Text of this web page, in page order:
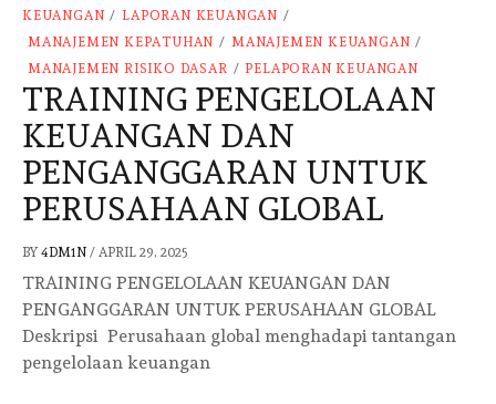
KEUANGAN / LAPORAN KEUANGAN /
MANAJEMEN KEPATUHAN / MANAJEMEN KEUANGAN /
MANAJEMEN RISIKO DASAR / PELAPORAN KEUANGAN
TRAINING PENGELOLAAN
KEUANGAN DAN
PENGANGGARAN UNTUK
PERUSAHAAN GLOBAL
BY 4DM1N / APRIL 29, 2025
TRAINING PENGELOLAAN KEUANGAN DAN
PENGANGGARAN UNTUK PERUSAHAAN GLOBAL
Deskripsi Perusahaan global menghadapi tantangan
pengelolaan keuangan